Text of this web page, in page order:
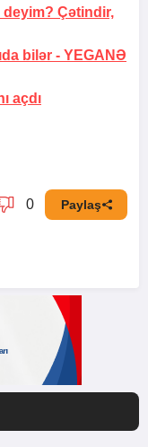
deyim? Çətindir,
bilər - YEGANƏ
açdı
0 Paylaş